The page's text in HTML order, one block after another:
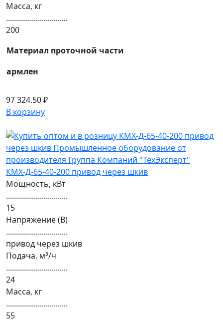
Масса, кг
...............................
200
Материал проточной части
армлен
97 324.50 ₽
В корзину
КМХ-Д-65-40-200 привод через шкив
Мощность, кВт
...............................
15
Напряжение (В)
...............................
привод через шкив
Подача, м³/ч
...............................
24
Масса, кг
...............................
55